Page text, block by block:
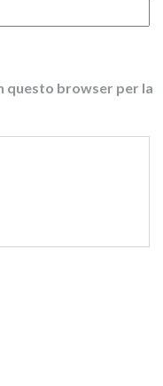
questo browser per la